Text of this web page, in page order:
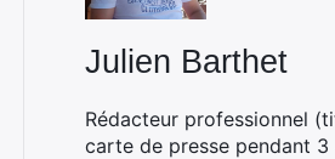
Julien Barthet
Rédacteur professionnel
carte de presse pendant 3